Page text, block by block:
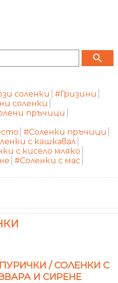
search
соленки
#Гризини
соленки
пръчици
#Соленки пръчици
с кашкавал
с кисело мляко
#Соленки с мас
/ СОЛЕНКИ С
И СИРЕНЕ